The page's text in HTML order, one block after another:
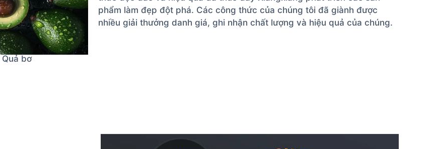
Quả bơ
phẩm làm đẹp đột phá. Các công thức của chúng tôi đã giành được
nhiều giải thưởng danh giá, ghi nhận chất lượng và hiệu quả của chúng.